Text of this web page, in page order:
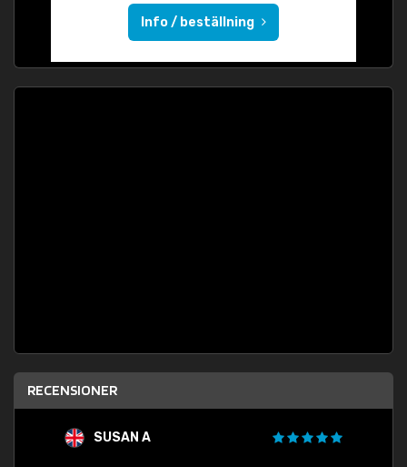
Info / beställning
RECENSIONER
SUSAN A